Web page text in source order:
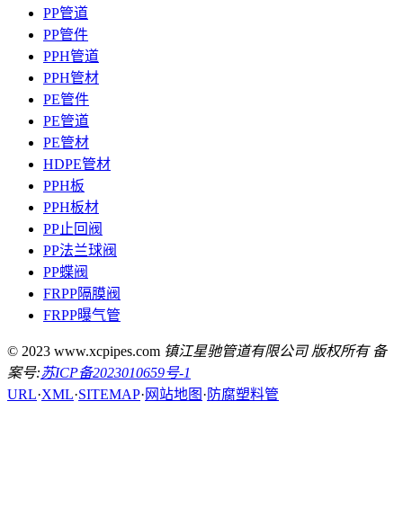
PP管道
PP管件
PPH管道
PPH管材
PE管件
PE管道
PE管材
HDPE管材
PPH板
PPH板材
PP止回阀
PP法兰球阀
PP蝶阀
FRPP隔膜阀
FRPP曝气管
© 2023 www.xcpipes.com 镇江星驰管道有限公司 版权所有 备
案号:苏ICP备2023010659号-1
URL·XML·SITEMAP· 网站地图 · 防腐塑料管